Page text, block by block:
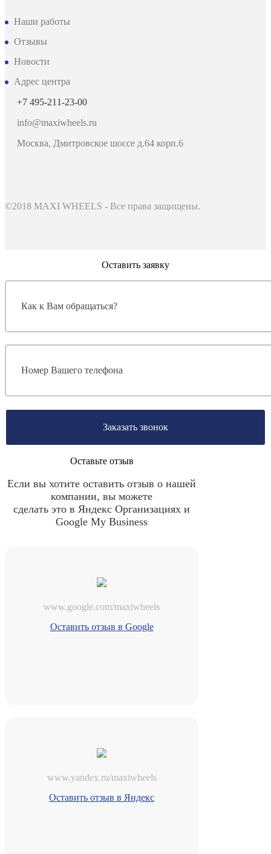
Наши работы
Отзывы
Новости
Адрес центра
+7 495-211-23-00
info@maxiwheels.ru
Москва, Дмитровское шоссе д.64 корп.6
©2018 MAXI WHEELS - Все права защищены.
Оставить заявку
Заказать звонок
Оставьте отзыв
Если вы хотите оставить отзыв о нашей
компании, вы можете
сделать это в Яндекс Организациях и
Google My Business
www.google.com/maxiwheels
Оставить отзыв в Google
www.yandex.ru/maxiwheels
Оставить отзыв в Яндекс